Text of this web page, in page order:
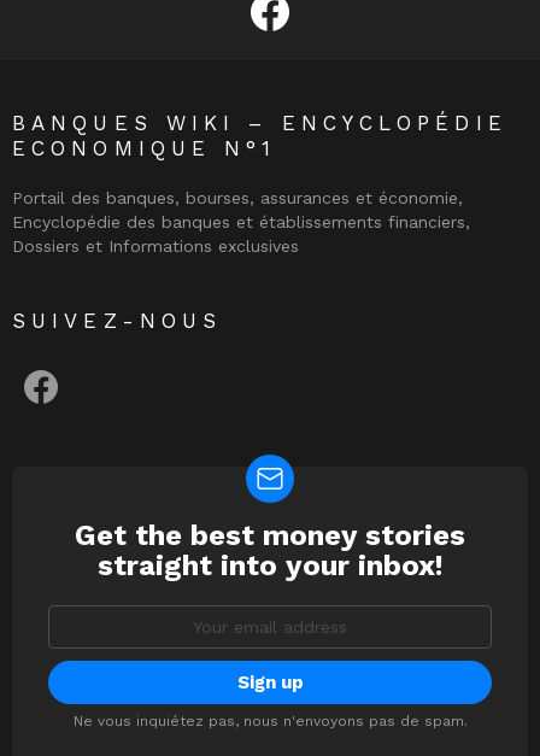
BANQUES WIKI – ENCYCLOPÉDIE
ECONOMIQUE N°1
Portail des banques, bourses, assurances et économie,
Encyclopédie des banques et établissements financiers,
Dossiers et Informations exclusives
SUIVEZ-NOUS
NEWSLETTER
Get the best money stories
straight into your inbox!
Ne vous inquiétez pas, nous n'envoyons pas de spam.